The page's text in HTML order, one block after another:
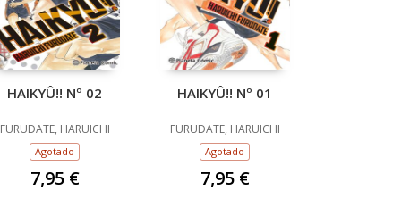
HAIKYÛ!! Nº 02
FURUDATE, HARUICHI
Agotado
7,95 €
HAIKYÛ!! Nº 01
FURUDATE, HARUICHI
Agotado
7,95 €